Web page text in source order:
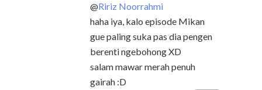
@Ririz Noorrahmi
haha iya, kalo episode Mikan
gue paling suka pas dia pengen
berenti ngebohong XD
salam mawar merah penuh
gairah :D